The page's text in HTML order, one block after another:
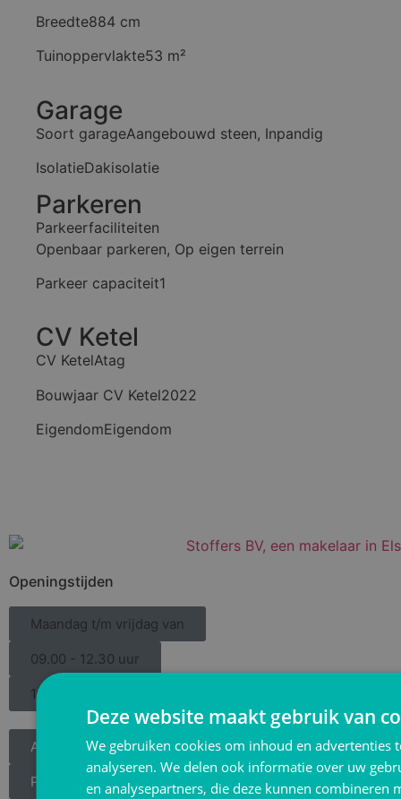
Breedte884 cm
Tuinoppervlakte53 m²
Garage
Soort garageAangebouwd steen, Inpandig
IsolatieDakisolatie
Parkeren
Parkeerfaciliteiten
Openbaar parkeren, Op eigen terrein
Parkeer capaciteit1
CV Ketel
CV KetelAtag
Bouwjaar CV Ketel2022
EigendomEigendom
Openingstijden
Maandag t/m vrijdag van
09.00 - 12.30 uur
13.30-16.00 uur
Algemene Voorwaarden
Privacyverklaring
Deze website maakt gebruik van
We gebruiken cookies om inhoud en advertenties
analyseren. We delen ook informatie over uw
en analysepartners, die deze kunnen combineren